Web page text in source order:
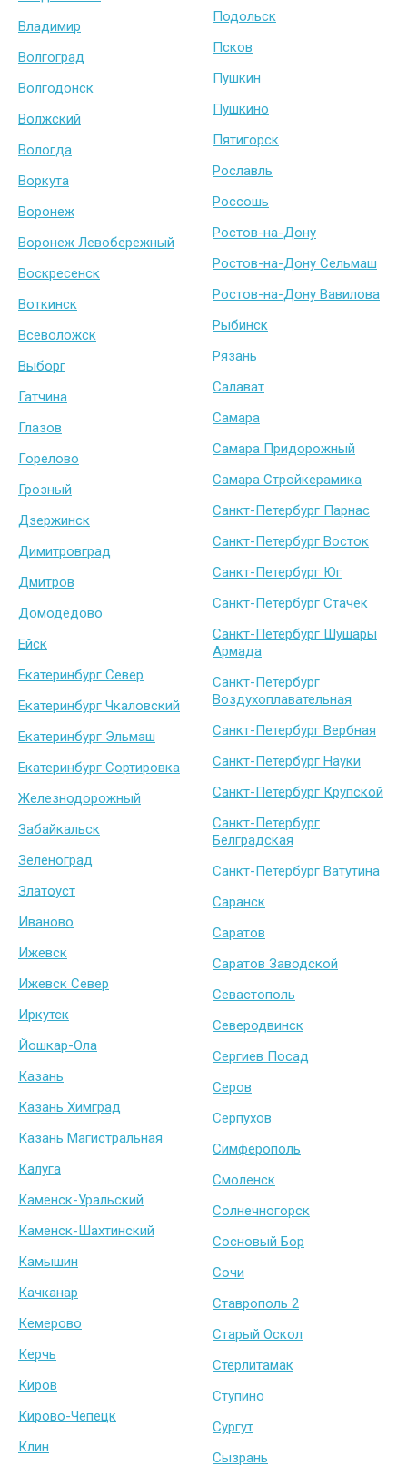
Владимир
Волгоград
Волгодонск
Волжский
Вологда
Воркута
Воронеж
Воронеж Левобережный
Воскресенск
Воткинск
Всеволожск
Выборг
Гатчина
Глазов
Горелово
Грозный
Дзержинск
Димитровград
Дмитров
Домодедово
Ейск
Екатеринбург Север
Екатеринбург Чкаловский
Екатеринбург Эльмаш
Екатеринбург Сортировка
Железнодорожный
Забайкальск
Зеленоград
Златоуст
Иваново
Ижевск
Ижевск Север
Иркутск
Йошкар-Ола
Казань
Казань Химград
Казань Магистральная
Калуга
Каменск-Уральский
Каменск-Шахтинский
Камышин
Качканар
Кемерово
Керчь
Киров
Кирово-Чепецк
Клин
Подольск
Псков
Пушкин
Пушкино
Пятигорск
Рославль
Россошь
Ростов-на-Дону
Ростов-на-Дону Сельмаш
Ростов-на-Дону Вавилова
Рыбинск
Рязань
Салават
Самара
Самара Придорожный
Самара Стройкерамика
Санкт-Петербург Парнас
Санкт-Петербург Восток
Санкт-Петербург Юг
Санкт-Петербург Стачек
Санкт-Петербург Шушары
Армада
Санкт-Петербург
Воздухоплавательная
Санкт-Петербург Вербная
Санкт-Петербург Науки
Санкт-Петербург Крупской
Санкт-Петербург
Белградская
Санкт-Петербург Ватутина
Саранск
Саратов
Саратов Заводской
Севастополь
Северодвинск
Сергиев Посад
Серов
Серпухов
Симферополь
Смоленск
Солнечногорск
Сосновый Бор
Сочи
Ставрополь 2
Старый Оскол
Стерлитамак
Ступино
Сургут
Сызрань